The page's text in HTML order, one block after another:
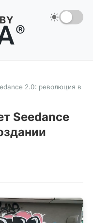
2.0: революция в
Seedance